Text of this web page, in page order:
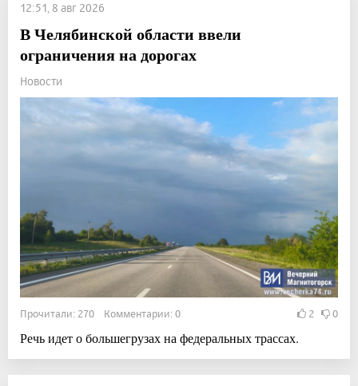
12:51, 8 авг 2026
В Челябинской области ввели
ограничения на дорогах
Новости
Прочитали: 270 Комментарии: 0 2 0
Речь идет о большегрузах на федеральных трассах.